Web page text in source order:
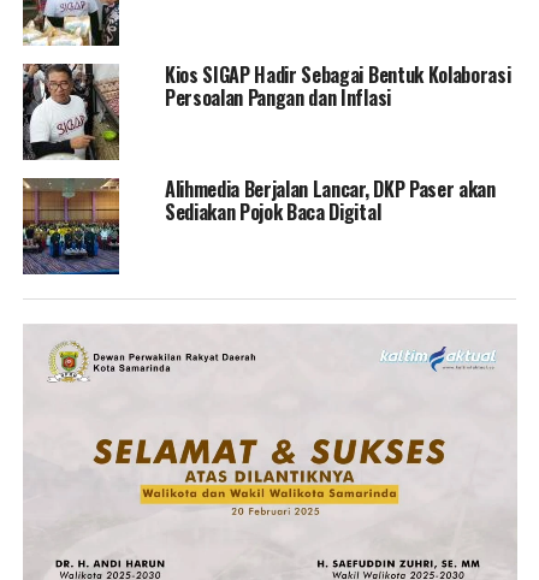
Kios SIGAP Hadir Sebagai Bentuk Kolaborasi
Persoalan Pangan dan Inflasi
Alihmedia Berjalan Lancar, DKP Paser akan
Sediakan Pojok Baca Digital